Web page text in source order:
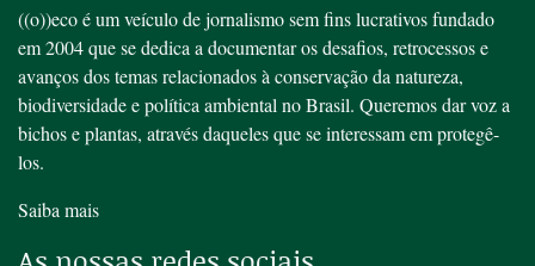
((o))eco é um veículo de jornalismo sem fins lucrativos fundado
em 2004 que se dedica a documentar os desafios, retrocessos e
avanços dos temas relacionados à conservação da natureza,
biodiversidade e política ambiental no Brasil. Queremos dar voz a
bichos e plantas, através daqueles que se interessam em protegê-
los.
Saiba mais